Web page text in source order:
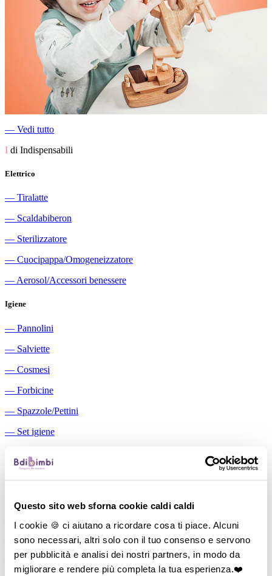
Questo sito web sforna cookie caldi caldi
I cookie 🍪 ci aiutano a ricordare cosa ti piace. Alcuni
sono necessari, altri solo con il tuo consenso e servono
per pubblicità e analisi dei nostri partners, in modo da
migliorare e rendere più completa la tua esperienza.❤️
― Vedi tutto
I di Indispensabili
Elettrico
― Tiralatte
― Scaldabiberon
― Sterilizzatore
― Cuocipappa/Omogeneizzatore
― Aerosol/Accessori benessere
Igiene
― Pannolini
― Salviette
― Cosmesi
― Forbicine
― Spazzole/Pettini
― Set igiene
Aspiratori nasali manuali
―
Cuscini allattamento
―Biberon
―
Tettarelle